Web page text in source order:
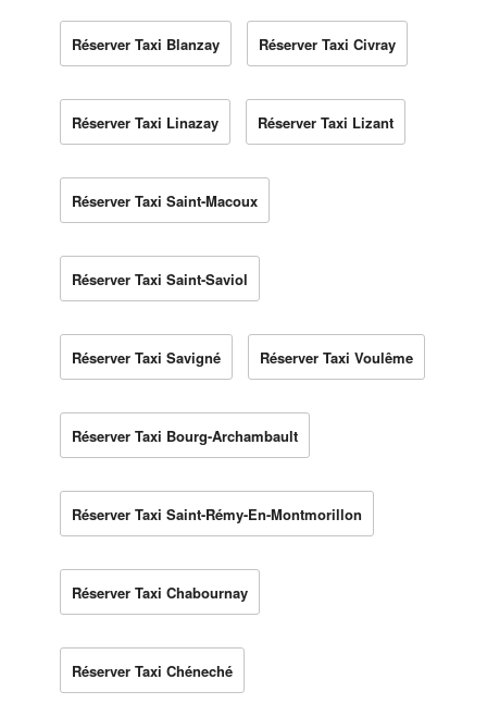
Réserver Taxi Blanzay Réserver Taxi Civray
Réserver Taxi Linazay Réserver Taxi Lizant
Réserver Taxi Saint-Macoux
Réserver Taxi Saint-Saviol
Réserver Taxi Savigné Réserver Taxi Voulême
Réserver Taxi Bourg-Archambault
Réserver Taxi Saint-Rémy-En-Montmorillon
Réserver Taxi Chabournay
Réserver Taxi Chéneché